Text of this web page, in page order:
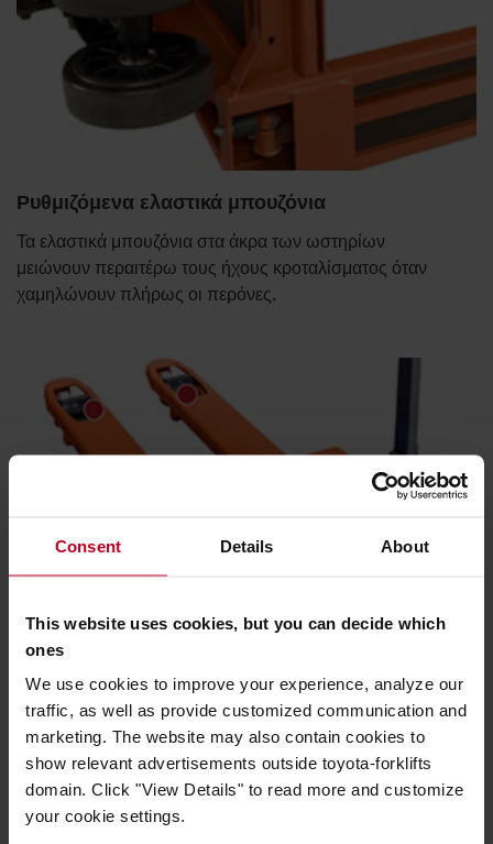
Consent Details About
This website uses cookies, but you can decide which
ones
We use cookies to improve your experience, analyze our
traffic, as well as provide customized communication and
marketing. The website may also contain cookies to
show relevant advertisements outside toyota-forklifts
domain. Click "View Details" to read more and customize
your cookie settings.
Ρυθμιζόμενα ελαστικά μπουζόνια
Τα ελαστικά μπουζόνια στα άκρα των ωστηρίων
μειώνουν περαιτέρω τους ήχους κροταλίσματος όταν
χαμηλώνουν πλήρως οι περόνες.
12 σημεία γρασαρίσματος
Τα χειροκίνητα παλετοφόρα Toyota Lifter διαθέτουν έως
μεγαλύτερη διάρκεια ζωής και μειωμένη φθορά.